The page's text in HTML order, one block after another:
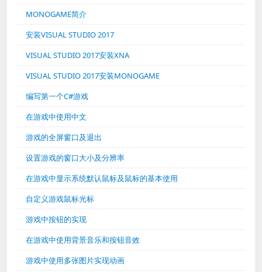
MONOGAME简介
安装VISUAL STUDIO 2017
VISUAL STUDIO 2017安装XNA
VISUAL STUDIO 2017安装MONOGAME
编写第一个C#游戏
在游戏中使用中文
游戏的全屏窗口及退出
设置游戏的窗口大小及分辨率
在游戏中显示系统默认鼠标及鼠标的基本使用
自定义游戏鼠标光标
游戏中按钮的实现
在游戏中使用背景音乐和按钮音效
游戏中使用多张图片实现动画